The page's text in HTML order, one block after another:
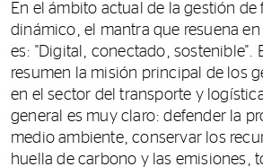
En el ámbito actual de la gestión de
dinámico, el mantra que resuena
es: "Digital, conectado, sostenible".
resumen la misión principal de los
en el sector del transporte y
general es muy claro: defender la
medio ambiente, conservar los
huella de carbono y las emisiones,